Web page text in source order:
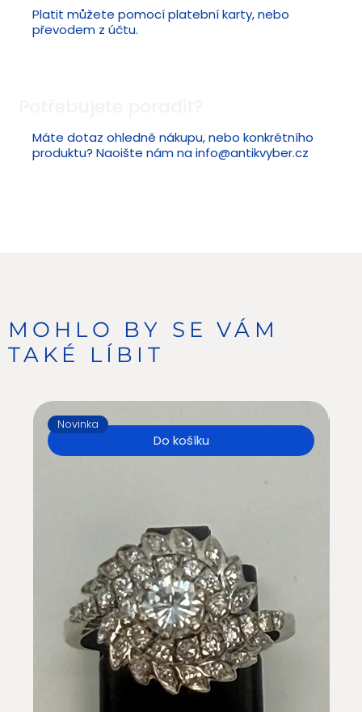
Platit můžete pomocí platební karty, nebo
převodem z účtu.
Máte dotaz ohledně nákupu, nebo konkrétního
produktu? Naoište nám nainfo@antikvyber.cz
Do košíku
Novinka
MOHLO BY SE VÁM
TAKÉ LÍBIT